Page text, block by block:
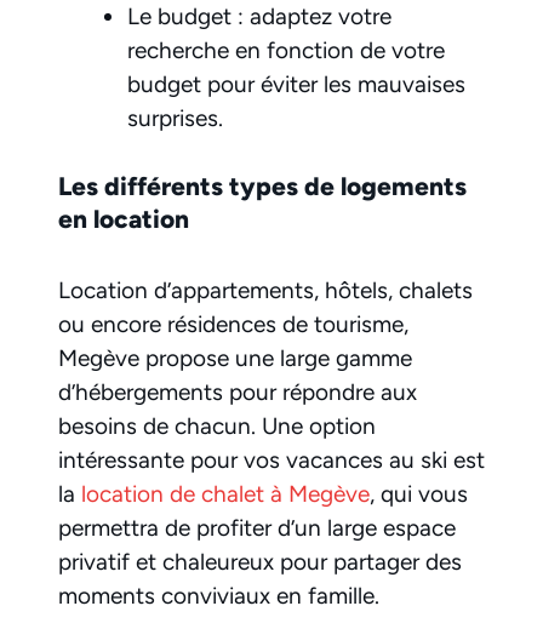
Le budget : adaptez votre
recherche en fonction de votre
budget pour éviter les mauvaises
surprises.
Les différents types de logements
en location
Location d’appartements, hôtels, chalets
ou encore résidences de tourisme,
Megève propose une large gamme
d’hébergements pour répondre aux
besoins de chacun. Une option
intéressante pour vos vacances au ski est
la location de chalet à Megève, qui vous
permettra de profiter d’un large espace
privatif et chaleureux pour partager des
moments conviviaux en famille.